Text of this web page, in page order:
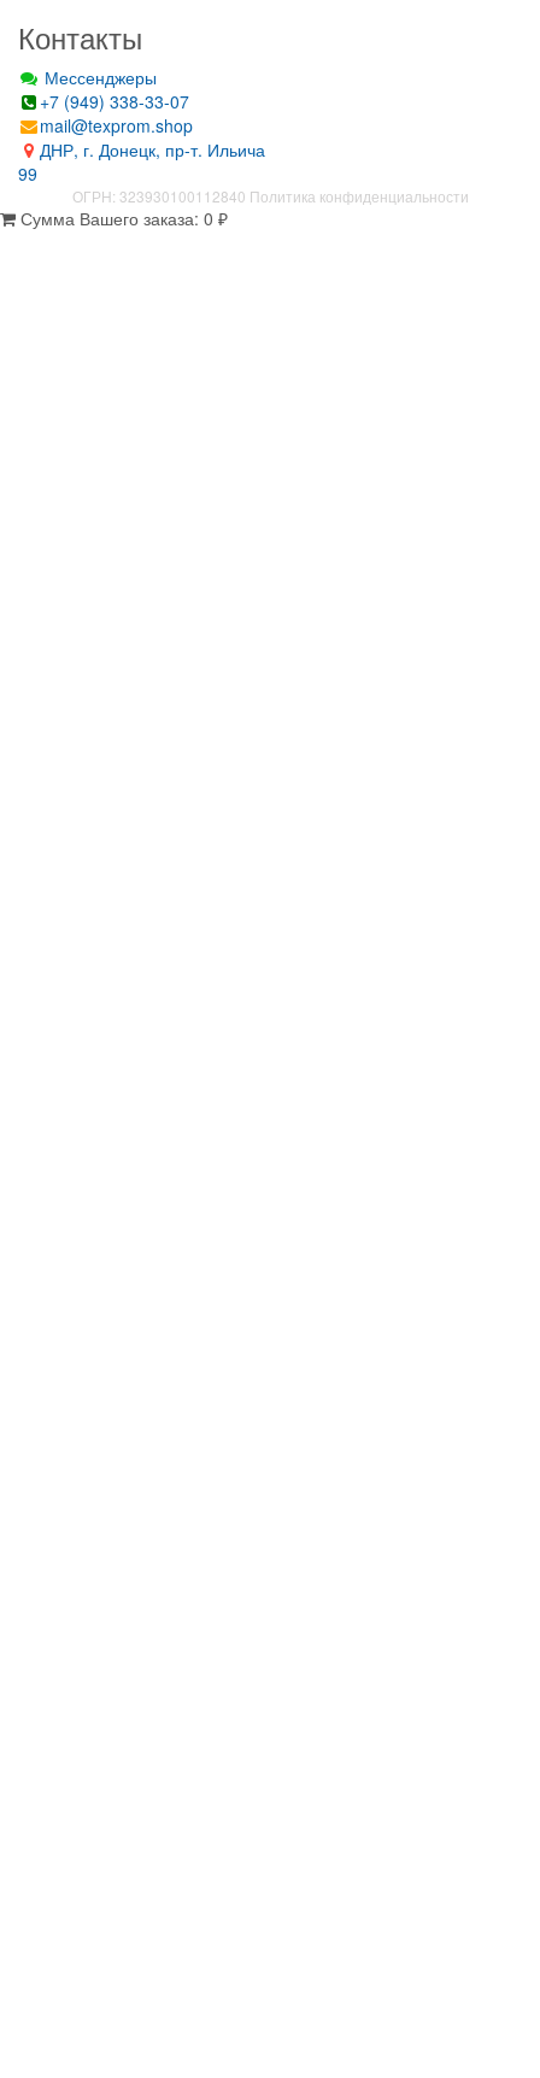
Контакты
Мессенджеры
+7 (949) 338-33-07
mail@texprom.shop
ДНР, г. Донецк, пр-т. Ильича
99
ОГРН: 323930100112840 Политика конфиденциальности
Сумма Вашего заказа: 0 ₽